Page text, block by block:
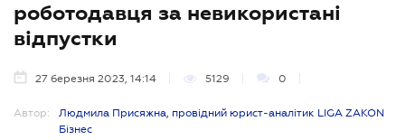
роботодавця за невикористані
відпустки
27 березня 2023, 14:14 5129 0
Автор:
Людмила Присяжна, провідний юрист-аналітик LIGA ZAKON
Бізнес